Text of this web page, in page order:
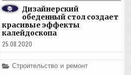
Дизайнерский
обеденный стол создает
красивые эффекты
калейдоскопа
25.08.2020
Posted
Строительство и ремонт